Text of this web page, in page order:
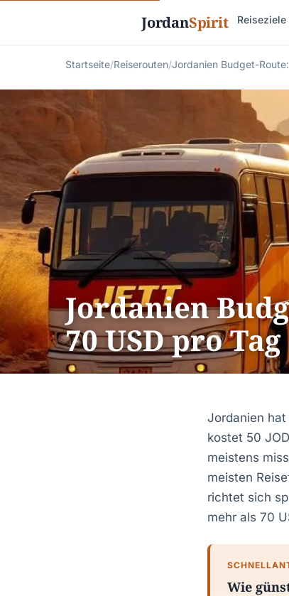
JordanSpirit Reiseziele
Startseite/Reiserouten/Jordanien Budget-
Jordanien
70 USD pro Tag
Jordanien
kostet 50
meistens
meisten
richtet sich
mehr als 70
Wie